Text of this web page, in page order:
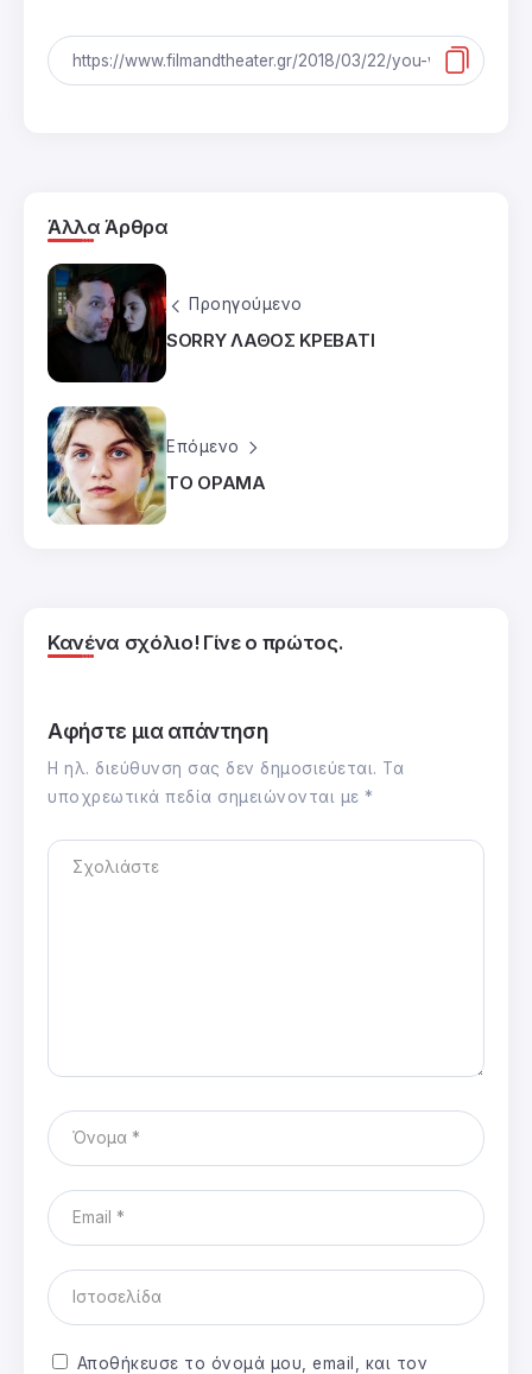
Άλλα Άρθρα
Προηγούμενο
SORRY ΛΑΘΟΣ ΚΡΕΒΑΤΙ
Επόμενο
ΤΟ ΟΡΑΜΑ
Κανένα σχόλιο! Γίνε ο πρώτος.
Αφήστε μια απάντηση
Η ηλ. διεύθυνση σας δεν δημοσιεύεται. Τα
υποχρεωτικά πεδία σημειώνονται με *
Αποθήκευσε το όνομά μου, email, και τον